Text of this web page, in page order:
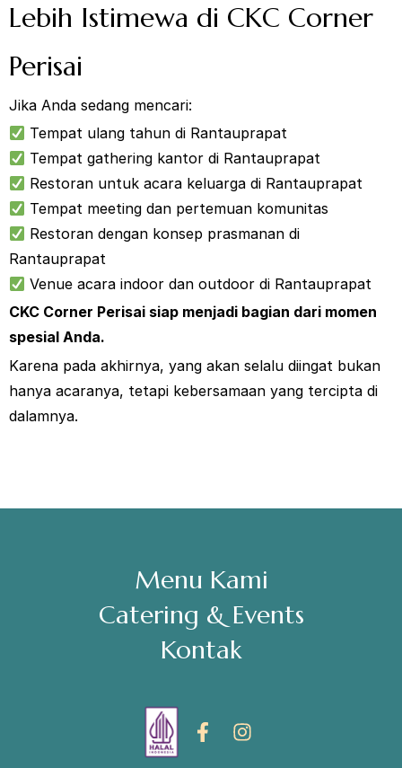
Lebih Istimewa di CKC Corner
Perisai
Jika Anda sedang mencari:
Tempat ulang tahun di Rantauprapat
Tempat gathering kantor di Rantauprapat
Restoran untuk acara keluarga di Rantauprapat
Tempat meeting dan pertemuan komunitas
Restoran dengan konsep prasmanan di
Rantauprapat
Venue acara indoor dan outdoor di Rantauprapat
CKC Corner Perisai siap menjadi bagian dari momen
spesial Anda.
Karena pada akhirnya, yang akan selalu diingat bukan
hanya acaranya, tetapi kebersamaan yang tercipta di
dalamnya.
Menu Kami
Catering & Events
Kontak